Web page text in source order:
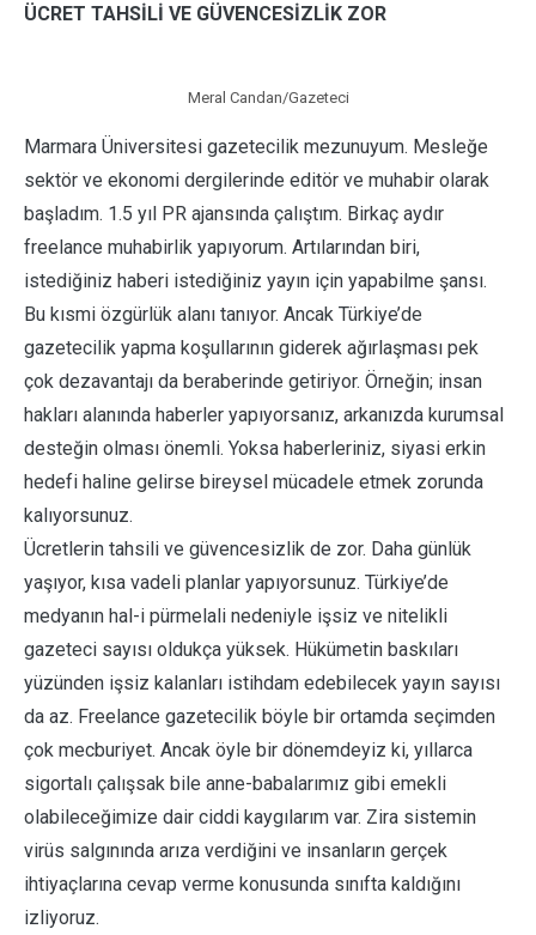
ÜCRET TAHSİLİ VE GÜVENCESİZLİK ZOR
Meral Candan/Gazeteci
Marmara Üniversitesi gazetecilik mezunuyum. Mesleğe
sektör ve ekonomi dergilerinde editör ve muhabir olarak
başladım. 1.5 yıl PR ajansında çalıştım. Birkaç aydır
freelance muhabirlik yapıyorum. Artılarından biri,
istediğiniz haberi istediğiniz yayın için yapabilme şansı.
Bu kısmi özgürlük alanı tanıyor. Ancak Türkiye’de
gazetecilik yapma koşullarının giderek ağırlaşması pek
çok dezavantajı da beraberinde getiriyor. Örneğin; insan
hakları alanında haberler yapıyorsanız, arkanızda kurumsal
desteğin olması önemli. Yoksa haberleriniz, siyasi erkin
hedefi haline gelirse bireysel mücadele etmek zorunda
kalıyorsunuz.
Ücretlerin tahsili ve güvencesizlik de zor. Daha günlük
yaşıyor, kısa vadeli planlar yapıyorsunuz. Türkiye’de
medyanın hal-i pürmelali nedeniyle işsiz ve nitelikli
gazeteci sayısı oldukça yüksek. Hükümetin baskıları
yüzünden işsiz kalanları istihdam edebilecek yayın sayısı
da az. Freelance gazetecilik böyle bir ortamda seçimden
çok mecburiyet. Ancak öyle bir dönemdeyiz ki, yıllarca
sigortalı çalışsak bile anne-babalarımız gibi emekli
olabileceğimize dair ciddi kaygılarım var. Zira sistemin
virüs salgınında arıza verdiğini ve insanların gerçek
ihtiyaçlarına cevap verme konusunda sınıfta kaldığını
izliyoruz.